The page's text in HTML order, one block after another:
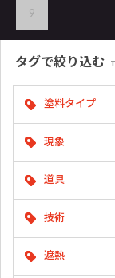
9
タグで絞り込む
塗料タイプ
現象
道具
技術
遮熱